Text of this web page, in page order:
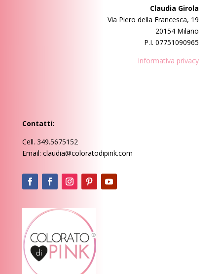
Claudia Girola
Via Piero della Francesca, 19
20154 Milano
P.I. 07751090965
Informativa privacy
Contatti:
Cell. 349.5675152
Email: claudia@coloratodipink.com